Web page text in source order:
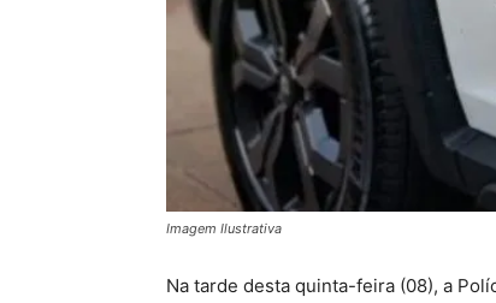
Imagem Ilustrativa
Na tarde desta quinta-feira (08), a